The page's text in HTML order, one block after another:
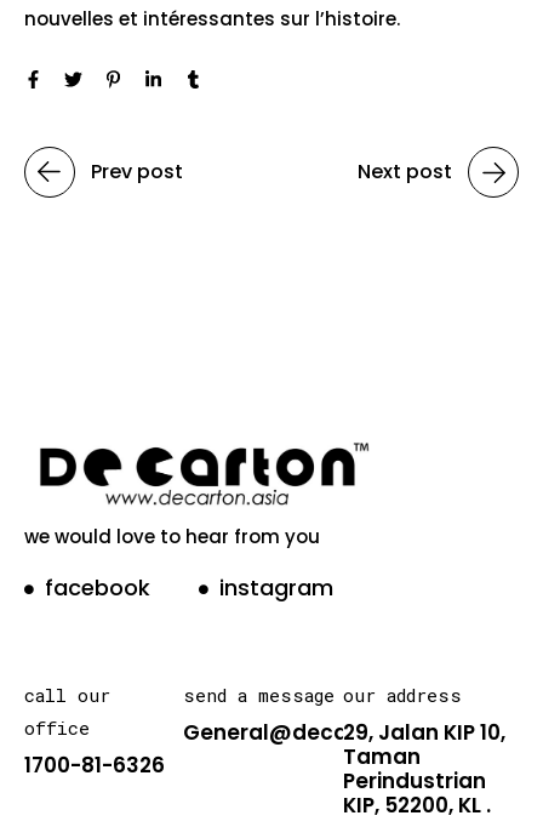
nouvelles et intéressantes sur l’histoire.
Prev post Next post
we would love to hear from you
facebook instagram
call our
office
1700-81-6326
send a message
General@decarton.asia
our address
29, Jalan KIP 10,
Taman
Perindustrian
KIP, 52200, KL .